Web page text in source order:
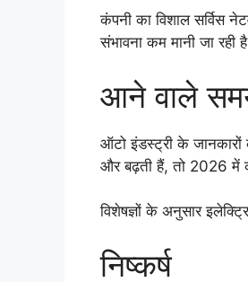
कंपनी का विशाल सर्विस
संभावना कम मानी जा रही
आने वाले
ऑटो इंडस्ट्री के
और बढ़ती हैं, तो 2026 में
विशेषज्ञों के अनुसार
निष्कर्ष